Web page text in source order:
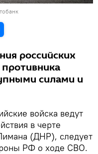
российских
силами и
войска ведут
в черте
(ДНР), следует
РФ о ходе СВО.